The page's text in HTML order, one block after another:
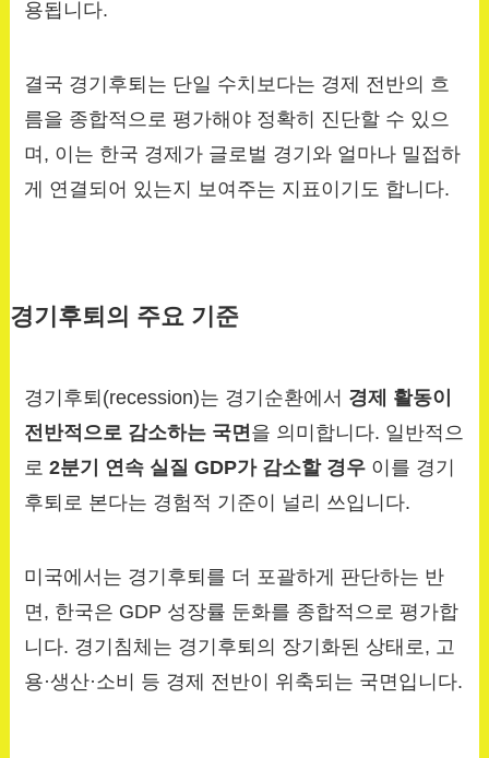
용됩니다.
결국 경기후퇴는 단일 수치보다는 경제 전반의 흐
름을 종합적으로 평가해야 정확히 진단할 수 있으
며, 이는 한국 경제가 글로벌 경기와 얼마나 밀접하
게 연결되어 있는지 보여주는 지표이기도 합니다.
경기후퇴의 주요 기준
경기후퇴(recession)는 경기순환에서 경제 활동이
전반적으로 감소하는 국면을 의미합니다. 일반적으
로2분기 연속 실질 GDP가 감소할 경우 이를 경기
후퇴로 본다는 경험적 기준이 널리 쓰입니다.
미국에서는 경기후퇴를 더 포괄하게 판단하는 반
면, 한국은 GDP 성장률 둔화를 종합적으로 평가합
니다. 경기침체는 경기후퇴의 장기화된 상태로, 고
용·생산·소비 등 경제 전반이 위축되는 국면입니다.